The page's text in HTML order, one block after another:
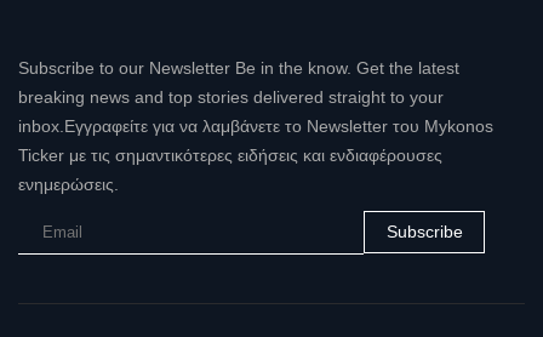
Subscribe to our Newsletter Be in the know. Get the latest
breaking news and top stories delivered straight to your
inbox.Εγγραφείτε για να λαμβάνετε το Newsletter του Mykonos
Ticker με τις σημαντικότερες ειδήσεις και ενδιαφέρουσες
ενημερώσεις.
Subscribe